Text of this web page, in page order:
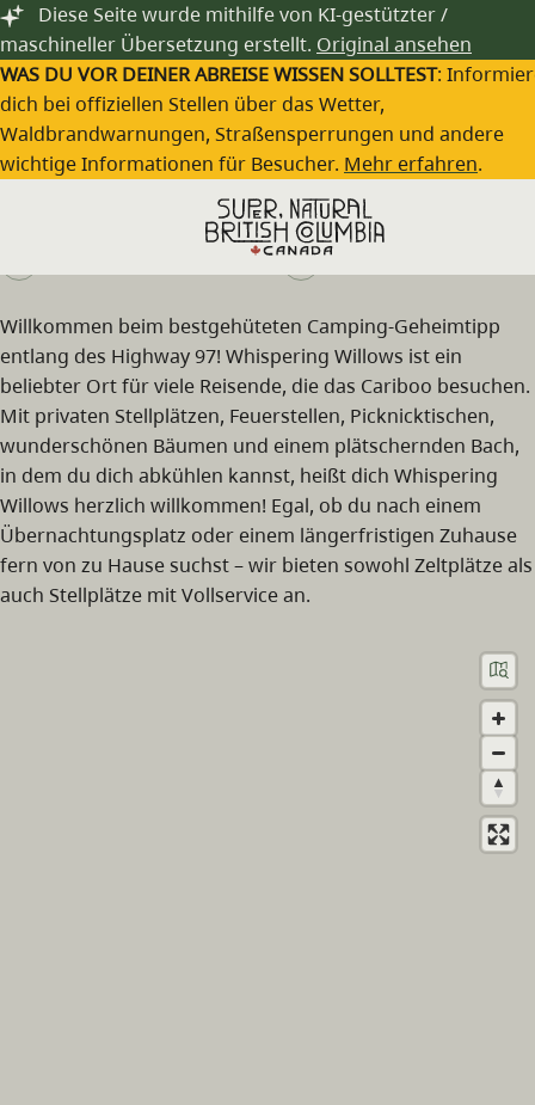
Zum Hauptinhalt springen
Diese Seite wurde mithilfe von KI-gestützter /
maschineller Übersetzung erstellt. Original ansehen
WAS DU VOR DEINER ABREISE WISSEN SOLLTEST:
dich bei offiziellen Stellen über das Wetter,
Waldbrandwarnungen, Straßensperrungen und andere
wichtige Informationen für Besucher. Mehr erfahren.
Whispering Willows Campsite
(250) 989-2323
Willkommen beim bestgehüteten Camping-Geheimtipp
entlang des Highway 97! Whispering Willows ist ein
beliebter Ort für viele Reisende, die das Cariboo besuchen.
Mit privaten Stellplätzen, Feuerstellen, Picknicktischen,
wunderschönen Bäumen und einem plätschernden Bach,
in dem du dich abkühlen kannst, heißt dich Whispering
Willows herzlich willkommen! Egal, ob du nach einem
Übernachtungsplatz oder einem längerfristigen Zuhause
fern von zu Hause suchst – wir bieten sowohl Zeltplätze als
auch Stellplätze mit Vollservice an.